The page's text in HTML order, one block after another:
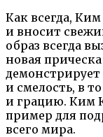
Как всегда,
и вносит
образ всегда
новая
и смелость, в
и грацию. Ким
пример для
всего мира.